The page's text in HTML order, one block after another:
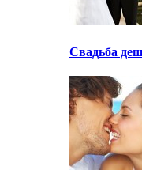
Свадьба